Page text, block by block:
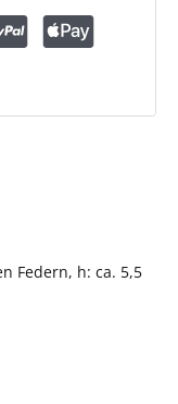
Federn, h: ca. 5,5